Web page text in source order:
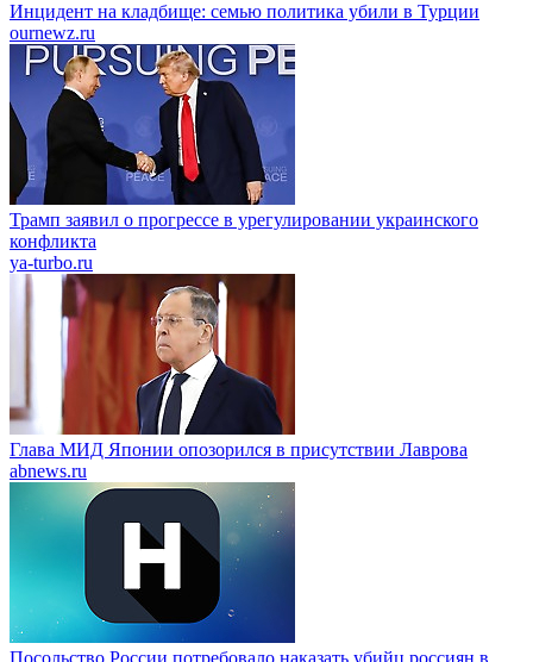
Инцидент на кладбище: семью политика убили в Турции
ournewz.ru
Трамп заявил о прогрессе в урегулировании украинского
конфликта
ya-turbo.ru
Глава МИД Японии опозорился в присутствии Лаврова
abnews.ru
Посольство России потребовало наказать убийц россиян в